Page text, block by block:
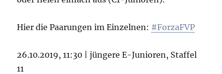
Hier die Paarungen im Einzelnen: #ForzaFVP
26.10.2019, 11:30 | jüngere E-Junioren, Staffel
11